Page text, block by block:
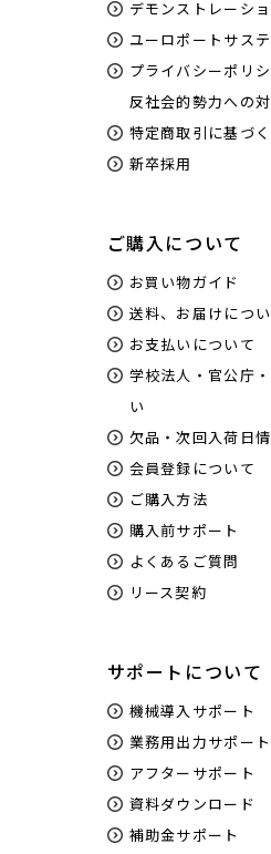
デモンストレーシ
ユーロポートサス
プライバシーポリ
反社会的勢力への
特定商取引に基づ
新卒採用
ご購入について
お買い物ガイド
送料、お届けにつ
お支払いについて
学校法人・官公庁
い
欠品・次回入荷日
会員登録について
ご購入方法
購入前サポート
よくあるご質問
リース契約
サポートについて
機械導入サポート
業務用出力サポート
アフターサポート
資料ダウンロード
補助金サポート